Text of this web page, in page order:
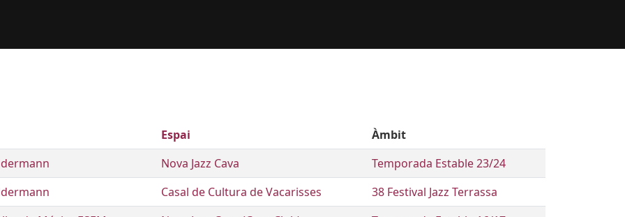
Espai
Àmbit
Nova Jazz Cava
Temporada Estable 23/24
Casal de Cultura de Vacarisses
38 Festival Jazz Terrassa